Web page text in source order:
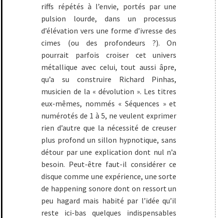
riffs répétés à l’envie, portés par une
pulsion lourde, dans un processus
d’élévation vers une forme d’ivresse des
cimes (ou des profondeurs ?). On
pourrait parfois croiser cet univers
métallique avec celui, tout aussi âpre,
qu’a su construire Richard Pinhas,
musicien de la « dévolution ». Les titres
eux-mêmes, nommés « Séquences » et
numérotés de 1 à 5, ne veulent exprimer
rien d’autre que la nécessité de creuser
plus profond un sillon hypnotique, sans
détour par une explication dont nul n’a
besoin. Peut-être faut-il considérer ce
disque comme une expérience, une sorte
de happening sonore dont on ressort un
peu hagard mais habité par l’idée qu’il
reste ici-bas quelques indispensables